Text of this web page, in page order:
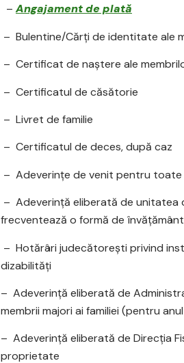
–Angajament de plată
– Bulentine/Cărți de identitate ale
– Certificat de naştere ale
– Certificatul de căsătorie
– Livret de familie
– Certificatul de deces, după caz
– Adeverinţe de venit pentru toate
– Adeverinţă eliberată de unitatea
frecventează o formă de învăţământ
– Hotărâri judecătoreşti privind
dizabilități
– Adeverinţă eliberată de
membrii majori ai familiei (pentru
– Adeverinţă eliberată de Direcţia
proprietate